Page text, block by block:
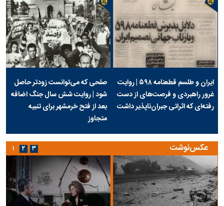
ایران و طلسم قطعنامه ۵۹۸ | روایت
غرور راهبردی و فرصت‌های از دست
رفته‌ای که اثراتی جبران‌ناپذیر داشت
صلحی که می‌توانست زودتر حاصل
شود | روایت شش سال جنگ اضافه
بعد از فتح خرمشهر برای تنبیه
متجاوز
عکس‌نوشت ۱ ۲ ۳